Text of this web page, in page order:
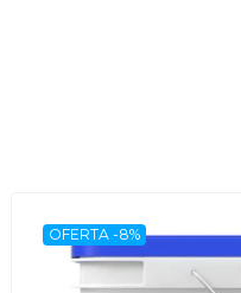
OFERTA -8%